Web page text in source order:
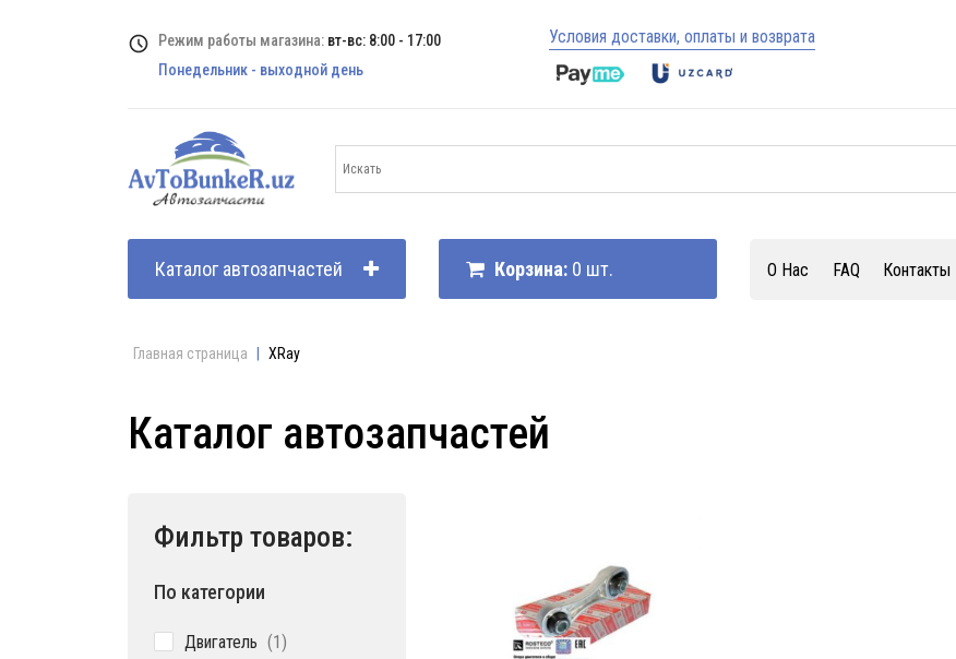
Режим работы магазина: вт-вс: 8:00 - 17:00
Понедельник - выходной день
Условия доставки, оплаты и возврата
Каталог автозапчастей Корзина: 0 шт. О Нас FAQ Контакты
Главная страница XRay
Каталог автозапчастей
Фильтр товаров:
По категории
Двигатель 11